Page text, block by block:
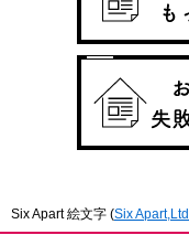
Six Apart 絵文字 (Six Apart,Ltd.